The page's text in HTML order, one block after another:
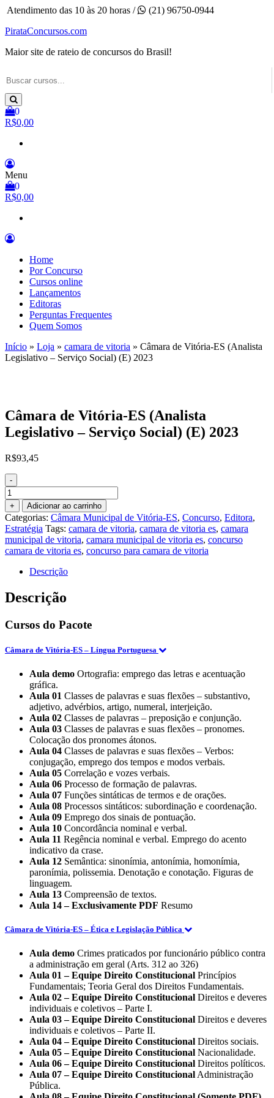
Pular
o
Atendimento das 10 às 20 horas /
(21) 96750-0944
PirataConcursos.com
Maior site de rateio de concursos do Brasil!
0
R$0,00
Menu
0
R$0,00
Home
Por Concurso
Cursos online
Lançamentos
Editoras
Perguntas Frequentes
Quem Somos
Início » Loja » camara de vitoria » Câmara de Vitória-ES (Analista
Legislativo – Serviço Social) (E) 2023
Câmara de Vitória-ES (Analista
Legislativo – Serviço Social) (E) 2023
R$93,45
-
Câmara
de
Vitória-
ES
(Analista
Legislativo
-
Serviço
Social)
(E)
2023
+ Adicionar ao carrinho
Categorias: Câmara Municipal de Vitória-ES, Concurso, Editora,
Estratégia Tags: camara de vitoria, camara de vitoria es, camara
municipal de vitoria, camara municipal de vitoria es, concurso
camara de vitoria es, concurso para camara de vitoria
Descrição
Descrição
Cursos do Pacote
Câmara de Vitória-ES – Língua Portuguesa
Aula demo Ortografia: emprego das letras e acentuação
gráfica.
Aula 01 Classes de palavras e suas flexões – substantivo,
adjetivo, advérbios, artigo, numeral, interjeição.
Aula 02 Classes de palavras – preposição e conjunção.
Aula 03 Classes de palavras e suas flexões – pronomes.
Colocação dos pronomes átonos.
Aula 04 Classes de palavras e suas flexões – Verbos:
conjugação, emprego dos tempos e modos verbais.
Aula 05 Correlação e vozes verbais.
Aula 06 Processo de formação de palavras.
Aula 07 Funções sintáticas de termos e de orações.
Aula 08 Processos sintáticos: subordinação e coordenação.
Aula 09 Emprego dos sinais de pontuação.
Aula 10 Concordância nominal e verbal.
Aula 11 Regência nominal e verbal. Emprego do acento
indicativo da crase.
Aula 12 Semântica: sinonímia, antonímia, homonímia,
paronímia, polissemia. Denotação e conotação. Figuras de
linguagem.
Aula 13 Compreensão de textos.
Aula 14 – Exclusivamente PDF Resumo
Câmara de Vitória-ES – Ética e Legislação Pública
Aula demo Crimes praticados por funcionário público contra
a administração em geral (Arts. 312 ao 326)
Aula 01 – Equipe Direito Constitucional Princípios
Fundamentais; Teoria Geral dos Direitos Fundamentais.
Aula 02 – Equipe Direito Constitucional Direitos e deveres
individuais e coletivos – Parte I.
Aula 03 – Equipe Direito Constitucional Direitos e deveres
individuais e coletivos – Parte II.
Aula 04 – Equipe Direito Constitucional Direitos sociais.
Aula 05 – Equipe Direito Constitucional Nacionalidade.
Aula 06 – Equipe Direito Constitucional Direitos políticos.
Aula 07 – Equipe Direito Constitucional Administração
Pública.